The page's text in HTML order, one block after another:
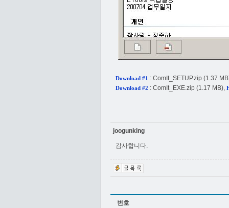
Download #1 : ComIt_SETUP.zip (1.37
Download #2 : ComIt_EXE.zip (1.17 MB),
joogunking
감사합니다.
번호